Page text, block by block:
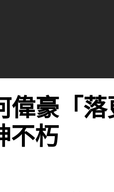
偉豪「
不朽